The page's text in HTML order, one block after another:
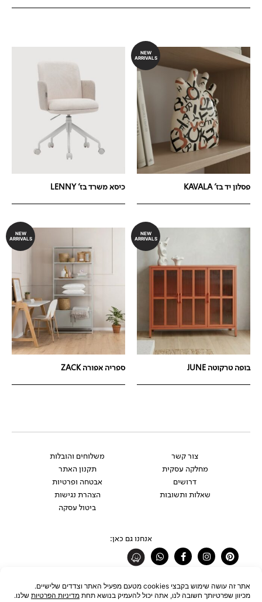
NEW
ARRIVALS
פסלון יד בז' KAVALA כיסא משרד בז' LENNY
NEW
ARRIVALS
בופה טרקוטה JUNE
NEW
ARRIVALS
ספריה אפורה ZACK
צור קשר
מחלקה עסקית
דרושים
שאלות ותשובות
משלוחים והובלות
תקנון האתר
אבטחה ופרטיות
הצהרת נגישות
ביטול עסקה
אנחנו גם כאן:
Pinterest
Instagram
Facebook-
f
Whatsapp
רוצים להתעדכן לפני כולם?